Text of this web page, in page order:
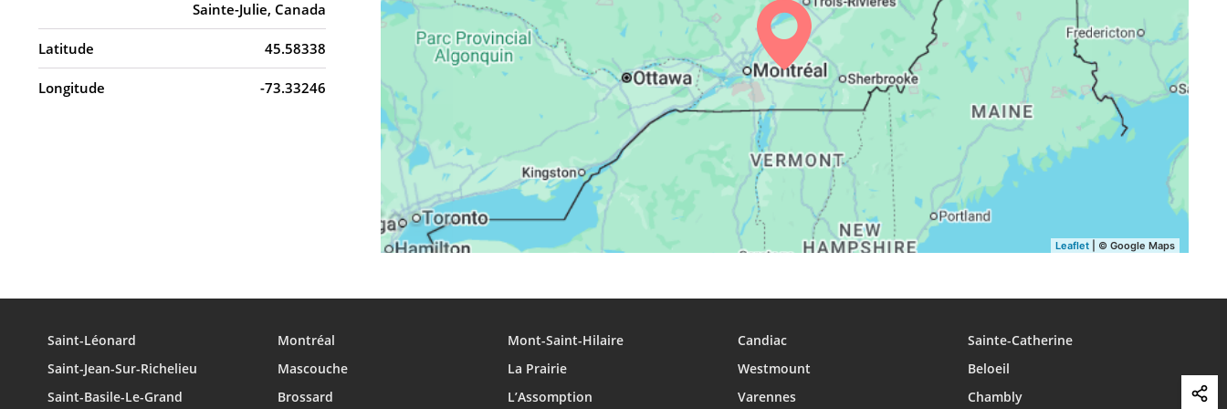
27, Je
06:09 12:55 16:41 19:40
28, Ve
05:01 12:55 16:40 19:38
20:47
29, Sa
06:11 12:54 16:39 19:37
30, Di
05:04 06:12 12:54 16:38 19:35
20:43
31, Lu
05:06 12:54 16:37 19:33
Sainte-Julie, Canada
Latitude 45.58338
Longitude -73.33246
Leaflet | © Google Maps
Saint-Léonard Montréal Mont-Saint-Hilaire Candiac
Sainte-Catherine
Saint-Jean-Sur-Richelieu
Mascouche La Prairie Westmount
Beloeil
Saint-Basile-Le-Grand
Brossard L’Assomption Varennes Chambly